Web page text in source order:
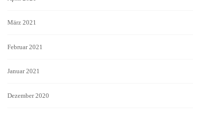
März 2021
Februar 2021
Januar 2021
Dezember 2020